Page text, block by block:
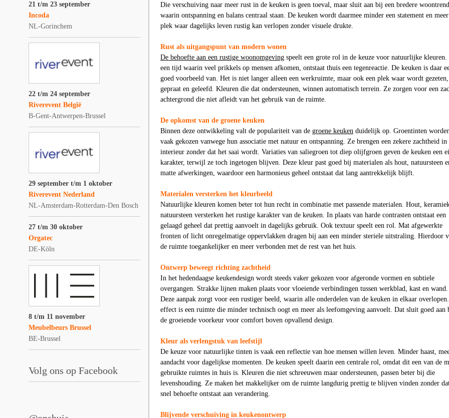
21 t/m 23 september
Incoda
NL-Gorinchem
22 t/m 24 september
Riverevent België
B-Gent-Antwerpen-Brussel
29 september t/m 1 oktober
Riverevent Nederland
NL-Amsterdam-Rotterdam-Den Bosch
27 t/m 30 oktober
Orgatec
DE-Köln
8 t/m 11 november
Meubelbeurs Brussel
BE-Brussel
Volg ons op Facebook
Die verschuiving naar meer rust in de keuken is geen toeval, maar sluit aan bij een bredere woontrend
waarin ontspanning en balans centraal staan. De keuken wordt daarmee minder een statement en
plek waar dagelijks leven rustig kan verlopen zonder visuele drukte.
Rust als uitgangspunt van modern wonen
De behoefte aan een rustige woonomgeving speelt een grote rol in de keuze voor natuurlijke kleuren.
een tijd waarin veel prikkels op mensen afkomen, ontstaat thuis een tegenreactie. De keuken is daar
goed voorbeeld van. Het is niet langer alleen een werkruimte, maar ook een plek waar wordt gezeten,
gepraat en geleefd. Kleuren die dat ondersteunen, winnen automatisch terrein. Ze zorgen voor een
achtergrond die niet afleidt van het gebruik van de ruimte.
De opkomst van de groene keuken
Binnen deze ontwikkeling valt de populariteit van de groene keuken duidelijk op. Groentinten
vaak gekozen vanwege hun associatie met natuur en ontspanning. Ze brengen een zekere zachtheid in
interieur zonder dat het saai wordt. Variaties van saliegroen tot diep olijfgroen geven de keuken een
karakter, terwijl ze toch ingetogen blijven. Deze kleur past goed bij materialen als hout, natuursteen
matte afwerkingen, waardoor een harmonieus geheel ontstaat dat lang aantrekkelijk blijft.
Materialen versterken het kleurbeeld
Natuurlijke kleuren komen beter tot hun recht in combinatie met passende materialen. Hout,
natuursteen versterken het rustige karakter van de keuken. In plaats van harde contrasten ontstaat een
gelaagd geheel dat prettig aanvoelt in dagelijks gebruik. Ook textuur speelt een rol. Mat afgewerkte
fronten of licht onregelmatige oppervlakken dragen bij aan een minder steriele uitstraling. Hierdoor
de ruimte toegankelijker en meer verbonden met de rest van het huis.
Ontwerp beweegt richting zachtheid
In het hedendaagse keukendesign wordt steeds vaker gekozen voor afgeronde vormen en subtiele
overgangen. Strakke lijnen maken plaats voor vloeiende verbindingen tussen werkblad, kast en wand.
Deze aanpak zorgt voor een rustiger beeld, waarin alle onderdelen van de keuken in elkaar
effect is een ruimte die minder technisch oogt en meer als leefomgeving aanvoelt. Dat sluit goed aan
de groeiende voorkeur voor comfort boven opvallend design.
Kleur als verlengstuk van leefstijl
De keuze voor natuurlijke tinten is vaak een reflectie van hoe mensen willen leven. Minder haast,
aandacht voor dagelijkse momenten. De keuken speelt daarin een centrale rol, omdat dit een van de
gebruikte ruimtes in huis is. Kleuren die niet schreeuwen maar ondersteunen, passen beter bij die
levenshouding. Ze maken het makkelijker om de ruimte langdurig prettig te blijven vinden zonder
snel behoefte ontstaat aan verandering.
Blijvende verschuiving in keukenontwerp